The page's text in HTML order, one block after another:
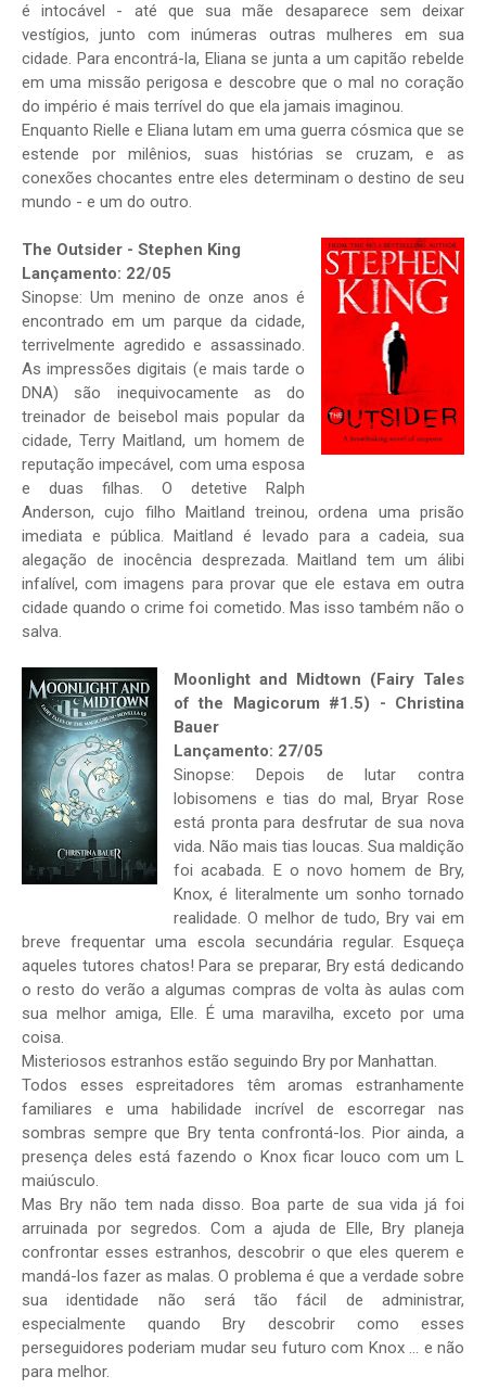
é intocável - até que sua mãe desaparece sem deixar
vestígios, junto com inúmeras outras mulheres em sua
cidade. Para encontrá-la, Eliana se junta a um capitão rebelde
em uma missão perigosa e descobre que o mal no coração
do império é mais terrível do que ela jamais imaginou.
Enquanto Rielle e Eliana lutam em uma guerra cósmica que se
estende por milênios, suas histórias se cruzam, e as
conexões chocantes entre eles determinam o destino de seu
mundo - e um do outro.
The Outsider - Stephen King
Lançamento: 22/05
Sinopse: Um menino de onze anos é
encontrado em um parque da cidade,
terrivelmente agredido e assassinado.
As impressões digitais (e mais tarde o
DNA) são inequivocamente as do
treinador de beisebol mais popular da
cidade, Terry Maitland, um homem de
reputação impecável, com uma esposa
e duas filhas. O detetive Ralph
Anderson, cujo filho Maitland treinou, ordena uma prisão
imediata e pública. Maitland é levado para a cadeia, sua
alegação de inocência desprezada. Maitland tem um álibi
infalível, com imagens para provar que ele estava em outra
cidade quando o crime foi cometido. Mas isso também não o
salva.
Moonlight and Midtown (Fairy Tales
of the Magicorum #1.5) - Christina
Bauer
Lançamento: 27/05
Sinopse: Depois de lutar contra
lobisomens e tias do mal, Bryar Rose
está pronta para desfrutar de sua nova
vida. Não mais tias loucas. Sua maldição
foi acabada. E o novo homem de Bry,
Knox, é literalmente um sonho tornado
realidade. O melhor de tudo, Bry vai em
breve frequentar uma escola secundária regular. Esqueça
aqueles tutores chatos! Para se preparar, Bry está dedicando
o resto do verão a algumas compras de volta às aulas com
sua melhor amiga, Elle. É uma maravilha, exceto por uma
coisa.
Misteriosos estranhos estão seguindo Bry por Manhattan.
Todos esses espreitadores têm aromas estranhamente
familiares e uma habilidade incrível de escorregar nas
sombras sempre que Bry tenta confrontá-los. Pior ainda, a
presença deles está fazendo o Knox ficar louco com um L
maiúsculo.
Mas Bry não tem nada disso. Boa parte de sua vida já foi
arruinada por segredos. Com a ajuda de Elle, Bry planeja
confrontar esses estranhos, descobrir o que eles querem e
mandá-los fazer as malas. O problema é que a verdade sobre
sua identidade não será tão fácil de administrar,
especialmente quando Bry descobrir como esses
perseguidores poderiam mudar seu futuro com Knox ... e não
para melhor.